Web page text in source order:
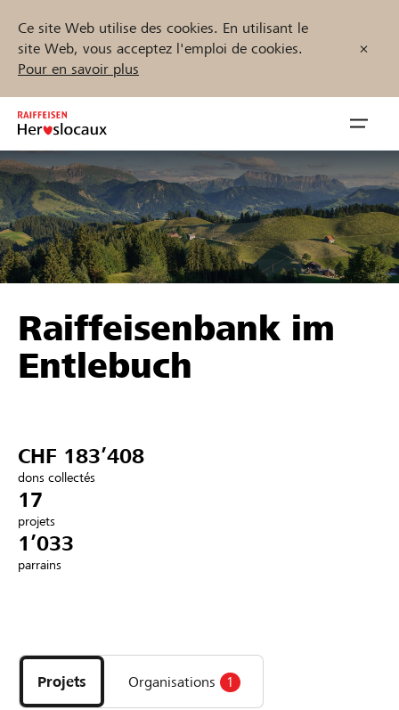
Ce site Web utilise des cookies. En utilisant le
site Web, vous acceptez l'emploi de cookies.
Pour en savoir plus
Inhalt
springen
öffnen
Parrainer
Soutien & assistance
Se connecter
Trouvez des projets et des organisations
Démarrez maintenant
DE FR IT
Raiffeisenbank im
Entlebuch
CHF 183’408
dons collectés
17
projets
1’033
parrains
les
projets
et
Projets Organisations 1